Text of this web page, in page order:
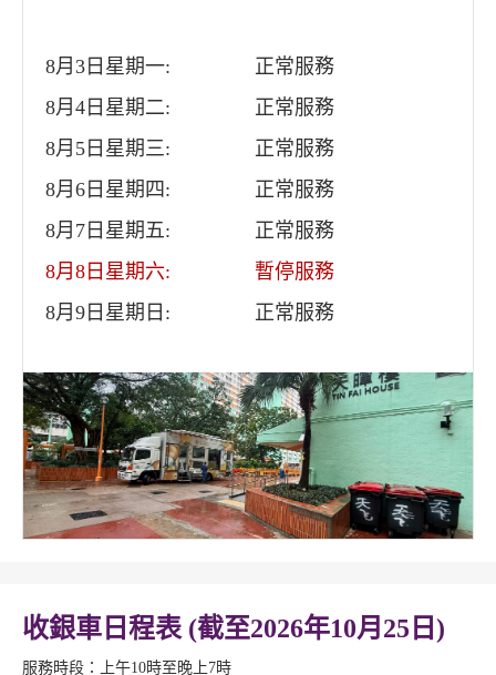
8月3日星期一:
正常服務
8月4日星期二:
正常服務
8月5日星期三:
正常服務
8月6日星期四:
正常服務
8月7日星期五:
正常服務
8月8日星期六:
暫停服務
8月9日星期日:
正常服務
收銀車日程表 (截至2026年10月25日)
服務時段：上午10時至晚上7時